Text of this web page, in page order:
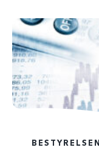
BESTYRELSEN